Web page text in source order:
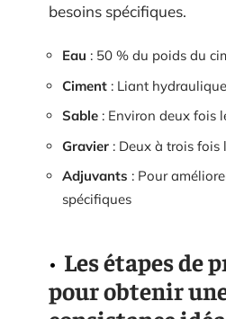
besoins spécifiques.
Eau : 50 % du poids du
Ciment : Liant
Sable : Environ deux fois
Gravier : Deux à trois
Adjuvants : Pour
spécifiques
Les étapes de
pour obtenir